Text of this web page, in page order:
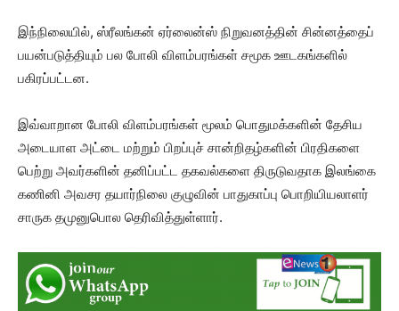
இந்நிலையில், ஸ்ரீலங்கன் ஏர்லைன்ஸ் நிறுவனத்தின் சின்னத்தைப்
பயன்படுத்தியும் பல போலி விளம்பரங்கள் சமூக ஊடகங்களில்
பகிரப்பட்டன.
இவ்வாறான போலி விளம்பரங்கள் மூலம் பொதுமக்களின் தேசிய
அடையாள அட்டை மற்றும் பிறப்புச் சான்றிதழ்களின் பிரதிகளை
பெற்று அவர்களின் தனிப்பட்ட தகவல்களை திருடுவதாக இலங்கை
கணினி அவசர தயார்நிலை குழுவின் பாதுகாப்பு பொறியியலாளர்
சாருக தமுனுபொல தெரிவித்துள்ளார்.